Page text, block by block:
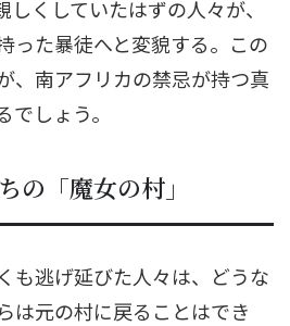
くしていたはずの人々が、
った暴徒へと変貌する。この
、南アフリカの禁忌が持つ真
しょう。
の「魔女の村」
も逃げ延びた人々は、どうな
は元の村に戻ることはでき